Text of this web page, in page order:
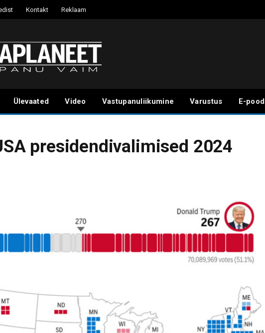
Kontakt Reklaam
Ülevaated Video Vastupanuliikumine Varustus E-pood
presidendivalimised 2024